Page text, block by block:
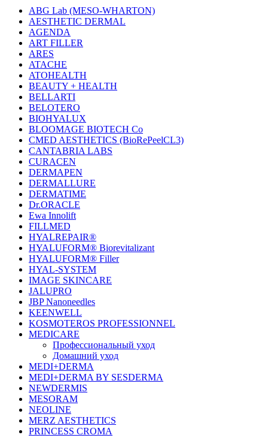
ABG Lab (MESO-WHARTON)
AESTHETIC DERMAL
AGENDA
ART FILLER
ARES
ATACHE
ATOHEALTH
BEAUTY + HEALTH
BELLARTI
BELOTERO
BIOHYALUX
BLOOMAGE BIOTECH Co
CMED AESTHETICS (BioRePeelCL3)
CANTABRIA LABS
CURACEN
DERMAPEN
DERMALLURE
DERMATIME
Dr.ORACLE
Ewa Innolift
FILLMED
НYALREPAIR®
HYALUFORM® Biorevitalizant
HYALUFORM® Filler
HYAL-SYSTEM
IMAGE SKINCARE
JALUPRO
JBP Nanoneedles
KEENWELL
KOSMOTEROS PROFESSIONNEL
MEDICARE
Профессиональный уход
Домашний уход
MEDI+DERMA
MEDI+DERMA BY SESDERMA
NEWDERMIS
MESORAM
NEOLINE
MERZ AESTHETICS
PRINCESS CROMA